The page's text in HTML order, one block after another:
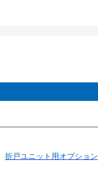
折戸ユニット用オプション